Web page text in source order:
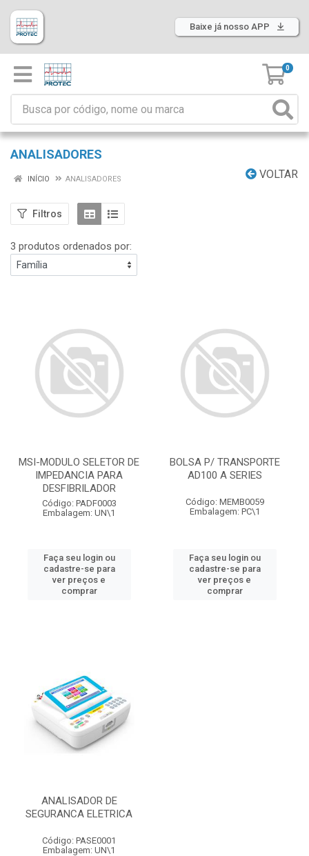
Baixe já nosso APP
0
ANALISADORES
VOLTAR
INÍCIO ANALISADORES
Filtros
3 produtos ordenados por:
MSI-MODULO SELETOR DE
IMPEDANCIA PARA
DESFIBRILADOR
Código: PADF0003
Embalagem: UN\1
Faça seu login ou
cadastre-se para
ver preços e
comprar
BOLSA P/ TRANSPORTE
AD100 A SERIES
Código: MEMB0059
Embalagem: PC\1
Faça seu login ou
cadastre-se para
ver preços e
comprar
ANALISADOR DE
SEGURANCA ELETRICA
Código: PASE0001
Embalagem: UN\1